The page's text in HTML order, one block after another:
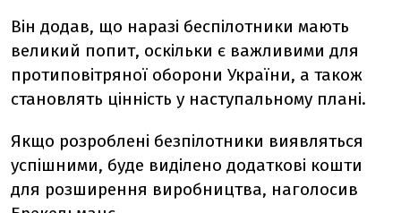
Він додав, що наразі беспілотники мають
великий попит, оскільки є важливими для
протиповітряної оборони України, а також
становлять цінність у наступальному плані.
Якщо розроблені безпілотники виявляться
успішними, буде виділено додаткові кошти
для розширення виробництва, наголосив